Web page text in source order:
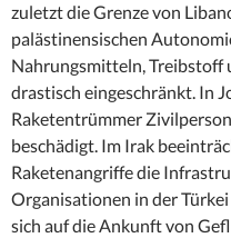
zuletzt die Grenze von
palästinensischen
Nahrungsmitteln,
drastisch eingeschränkt. In
Raketentrümmer
beschädigt. Im Irak
Raketenangriffe die
Organisationen in der
sich auf die Ankunft von